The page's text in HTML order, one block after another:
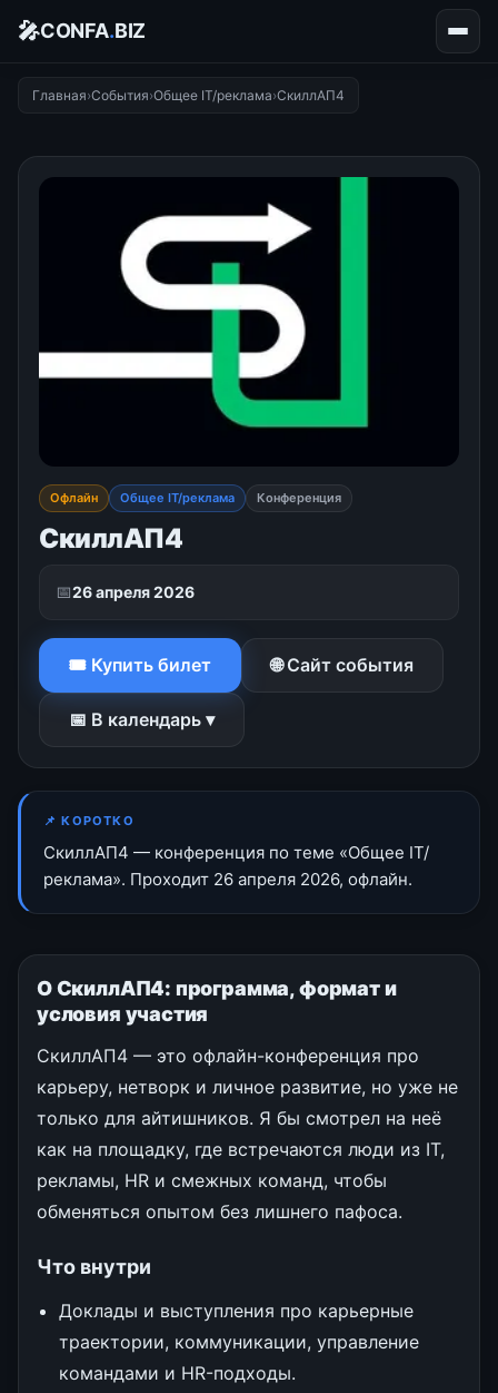
🎤CONFA.BIZ
Главная›События›Общее IT/реклама›СкиллАП4
Офлайн Общее IT/реклама Конференция
СкиллАП4
📅26 апреля 2026
🎟 Купить билет 🌐 Сайт события
📅 В календарь ▾
📌 КОРОТКО
СкиллАП4 — конференция по теме «Общее IT/
реклама». Проходит 26 апреля 2026, офлайн.
О СкиллАП4: программа, формат и
условия участия
СкиллАП4 — это офлайн-конференция про
карьеру, нетворк и личное развитие, но уже не
только для айтишников. Я бы смотрел на неё
как на площадку, где встречаются люди из IT,
рекламы, HR и смежных команд, чтобы
обменяться опытом без лишнего пафоса.
Что внутри
Доклады и выступления про карьерные
траектории, коммуникации, управление
командами и HR-подходы.